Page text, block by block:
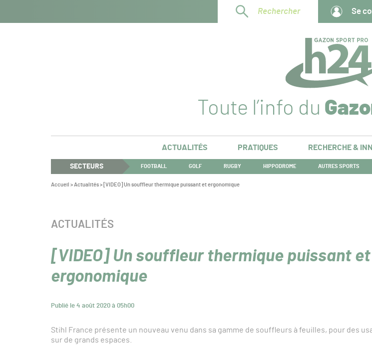
Rechercher Se
Toute l’info du
ACTUALITÉS PRATIQUES RECHERCHE &
SECTEURS FOOTBALL GOLF RUGBY HIPPODROME AUTRES SPORTS
Vous
Accueil >Actualités> [VIDEO] Un souffleur thermique puissant et ergonomique
[VIDEO] Un souffleur thermique puissant et
ergonomique
Publié le 4 août 2020 à 05h00
CATÉGORIE :
ACTUALITÉS
Stihl France présente un nouveau venu dans sa gamme de souffleurs à feuilles, pour des
sur de grands espaces.